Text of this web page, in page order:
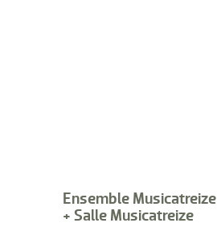
Ensemble Musicatreize
+ Salle Musicatreize